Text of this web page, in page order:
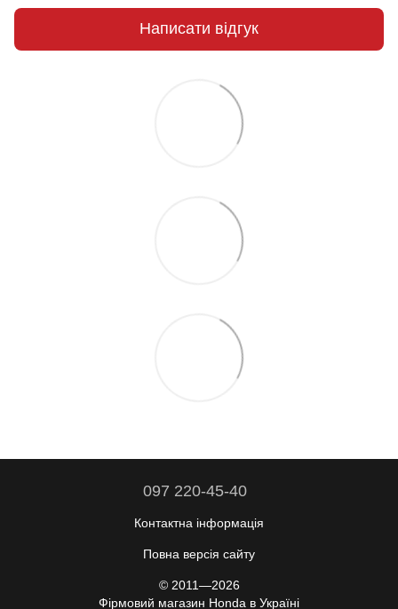
Написати відгук
097 220-45-40
Контактна інформація
Повна версія сайту
© 2011—2026
Фірмовий магазин Honda в Україні